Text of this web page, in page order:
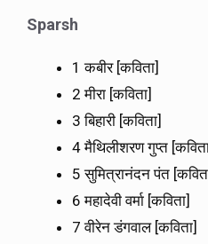
Sparsh
1 कबीर [कविता]
2 मीरा [कविता]
3 बिहारी [कविता]
4 मैथिलीशरण गुप्त
5 सुमित्रानंदन पंत
6 महादेवी वर्मा [कविता]
7 वीरेन डंगवाल [कविता]